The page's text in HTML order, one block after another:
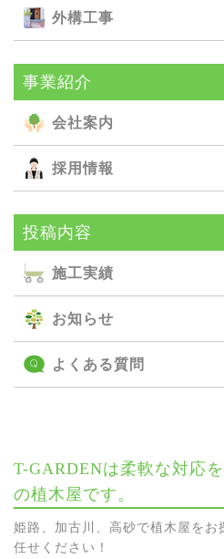
外構⼯事
事業紹介
会社案内
採用情報
投稿内容
施⼯実績
お知らせ
よくある質問
T-GARDENは柔軟な対応
の植木屋です。
姫路、加古川、高砂で植木屋をお
任せください！